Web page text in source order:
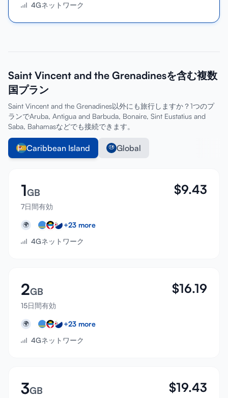
4Gネットワーク
Saint Vincent and the Grenadinesを含む複数
国プラン
Saint Vincent and the Grenadines以外にも旅行しますか？1つのプ
ランでAruba, Antigua and Barbuda, Bonaire, Sint Eustatius and
Saba, Bahamasなどでも接続できます。
Caribbean Island Global
1GB
7日間有効
$9.43
🌍 +23 more
4Gネットワーク
2GB
15日間有効
$16.19
🌍 +23 more
4Gネットワーク
3GB $19.43